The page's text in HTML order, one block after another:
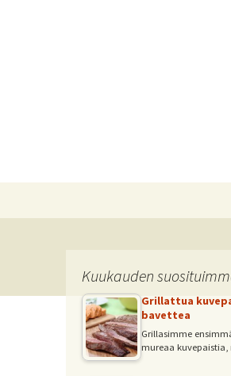
Kuukauden
Grillattua
bavettea
Grillasimme
mureaa